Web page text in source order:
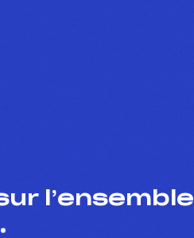
l’ensemble